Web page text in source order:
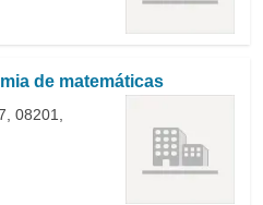
de matemáticas
08201,